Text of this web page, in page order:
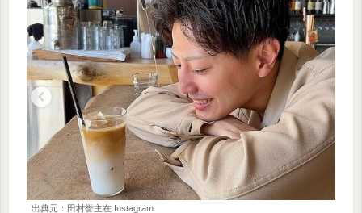
出典元：田村誉主在 Instagram